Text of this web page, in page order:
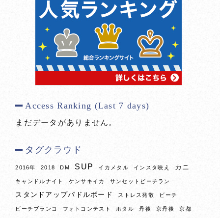
Access Ranking (Last 7 days)
まだデータがありません。
タグクラウド
2016年 2018 DM SUP イカメタル インスタ映え カニ
キャンドルナイト ケンサキイカ サンセットビーチラン
スタンドアップパドルボード ストレス発散 ビーチ
ビーチブランコ フォトコンテスト ホタル 丹後 京丹後 京都